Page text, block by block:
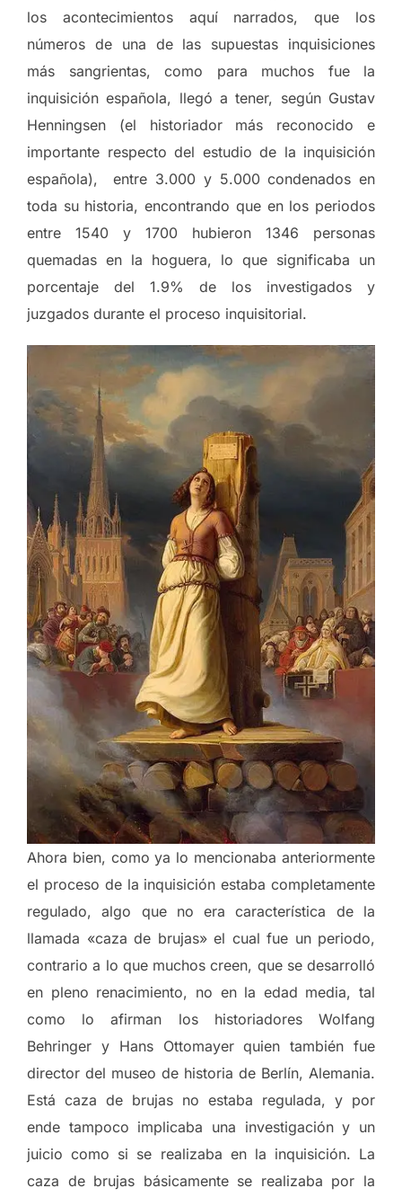
los acontecimientos aquí narrados, que los
números de una de las supuestas inquisiciones
más sangrientas, como para muchos fue la
inquisición española, llegó a tener, según Gustav
Henningsen (el historiador más reconocido e
importante respecto del estudio de la inquisición
española), entre 3.000 y 5.000 condenados en
toda su historia, encontrando que en los periodos
entre 1540 y 1700 hubieron 1346 personas
quemadas en la hoguera, lo que significaba un
porcentaje del 1.9% de los investigados y
juzgados durante el proceso inquisitorial.
Ahora bien, como ya lo mencionaba anteriormente
el proceso de la inquisición estaba completamente
regulado, algo que no era característica de la
llamada «caza de brujas» el cual fue un periodo,
contrario a lo que muchos creen, que se desarrolló
en pleno renacimiento, no en la edad media, tal
como lo afirman los historiadores Wolfang
Behringer y Hans Ottomayer quien también fue
director del museo de historia de Berlín, Alemania.
Está caza de brujas no estaba regulada, y por
ende tampoco implicaba una investigación y un
juicio como si se realizaba en la inquisición. La
caza de brujas básicamente se realizaba por la